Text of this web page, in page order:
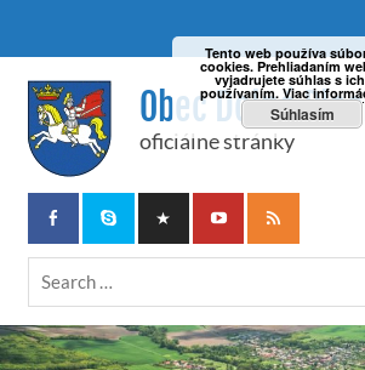
Obec Dolné
oficiálne stránky
Tento web používa
cookies. Prehliadaním
vyjadrujete súhlas s ich
používaním. Viac
Súhlasím